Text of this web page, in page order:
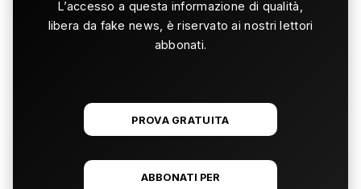
L’accesso a questa informazione di qualità,
libera da fake news, è riservato ai nostri lettori
abbonati.
PROVA GRATUITA
ABBONATI PER